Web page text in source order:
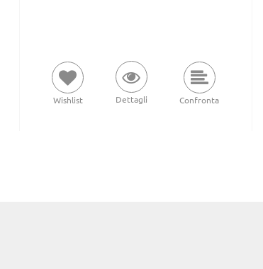
Wishlist Dettagli Confronta